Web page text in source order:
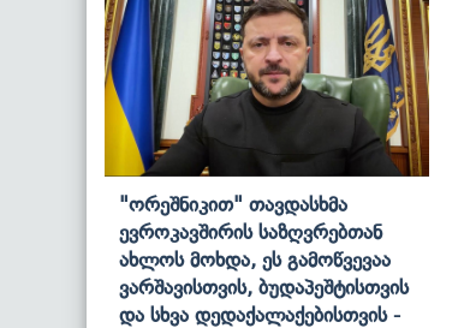
"ორეშნიკით" Თავდასხმა
Ევროკავშირის Საზღვრებთან
Ახლოს Მოხდა, Ეს Გამოწვევაა
Ვარშავისთვის, Ბუდაპეშტისთვის
Და Სხვა Დედაქალაქებისთვის -